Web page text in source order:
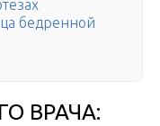
бедренной
ВРАЧА: